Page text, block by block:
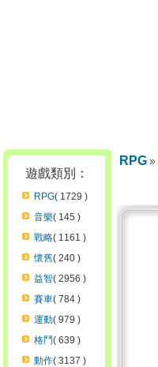
遊戲類別：
RPG( 1729 )
音樂( 145 )
戰略( 1161 )
懷舊( 240 )
益智( 2956 )
賽車( 784 )
運動( 979 )
格鬥( 639 )
動作( 3137 )
RPG